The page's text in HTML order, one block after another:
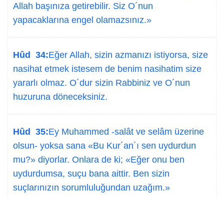
Allah başınıza getirebilir. Siz O´nun
yapacaklarına engel olamazsınız.»
Hûd 34:Eğer Allah, sizin azmanızı istiyorsa, size
nasihat etmek istesem de benim nasihatim size
yararlı olmaz. O´dur sizin Rabbiniz ve O´nun
huzuruna döneceksiniz.
Hûd 35:Ey Muhammed -salât ve selâm üzerine
olsun- yoksa sana «Bu Kur´an´ı sen uydurdun
mu?» diyorlar. Onlara de ki; «Eğer onu ben
uydurdumsa, suçu bana aittir. Ben sizin
suçlarınızın sorumluluğundan uzağım.»